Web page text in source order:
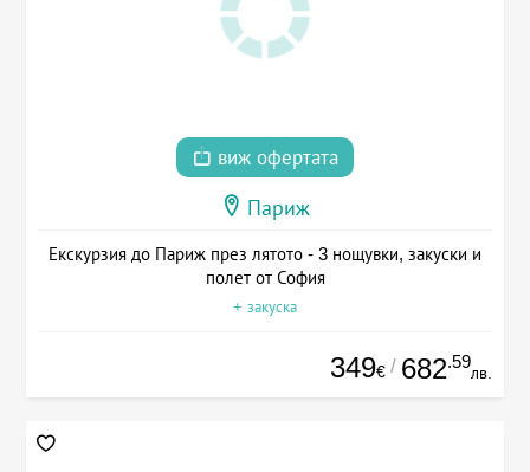
виж офертата
Париж
Екскурзия до Париж през лятото - 3 нощувки, закуски и
полет от София
+ закуска
349€ / 682.59
лв.